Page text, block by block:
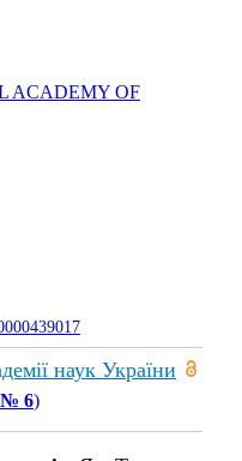
ACADEMY OF
наук України
№ 6)